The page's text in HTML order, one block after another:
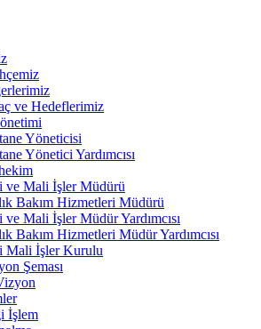
ve Hedeflerimiz
Yöneticisi
Yönetici Yardımcısı
ve Mali İşler Müdürü
Bakım Hizmetleri Müdürü
ve Mali İşler Müdür Yardımcısı
Bakım Hizmetleri Müdür Yardımcısı
Mali İşler Kurulu
Şeması
İşlem